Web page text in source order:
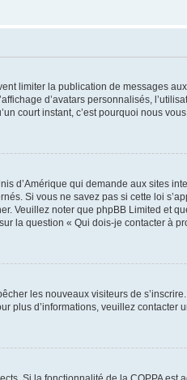
limiter la publication de messages
d’avatars personnalisés,
court instant, c’est pourquoi nous
d’Amérique qui demande aux sites
Si vous ne savez pas si cette loi
Veuillez noter que phpBB Limited et
la question « Qui dois-je contacter à
les nouveaux visiteurs de
plus d’informations, veuillez contacter